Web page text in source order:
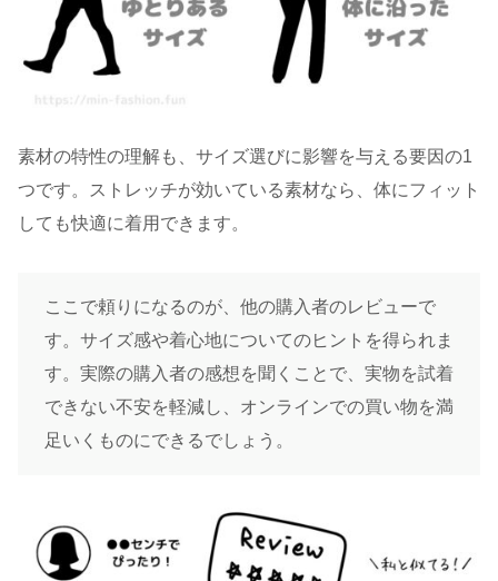
素材の特性の理解も、サイズ選びに影響を与える要因の1
つです。ストレッチが効いている素材なら、体にフィット
しても快適に着用できます。
ここで頼りになるのが、他の購入者のレビューで
す。サイズ感や着心地についてのヒントを得られま
す。実際の購入者の感想を聞くことで、実物を試着
できない不安を軽減し、オンラインでの買い物を満
足いくものにできるでしょう。